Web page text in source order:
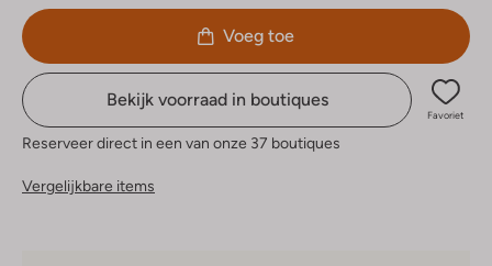
Voeg toe
Bekijk voorraad in boutiques
Favoriet
Reserveer direct in een van onze 37 boutiques
Vergelijkbare items